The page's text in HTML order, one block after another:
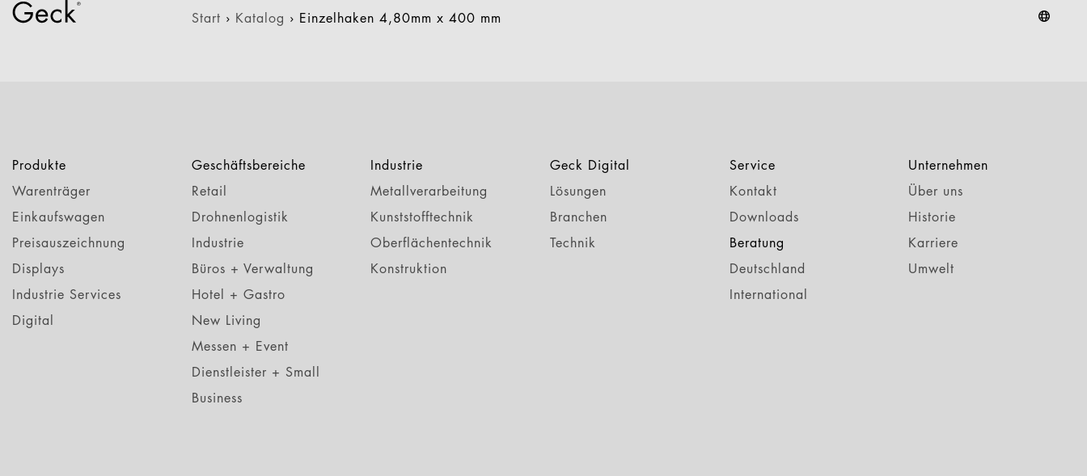
Start › Katalog › Einzelhaken 4,80mm x 400 mm
Produkte
Warenträger
Einkaufswagen
Preisauszeichnung
Displays
Industrie Services
Digital
Geschäftsbereiche
Retail
Drohnenlogistik
Industrie
Büros + Verwaltung
Hotel + Gastro
New Living
Messen + Event
Dienstleister + Small
Business
Industrie
Metallverarbeitung
Kunststofftechnik
Oberflächentechnik
Konstruktion
Geck Digital
Lösungen
Branchen
Technik
Service
Kontakt
Downloads
Beratung
Deutschland
International
Unternehmen
Über uns
Historie
Karriere
Umwelt